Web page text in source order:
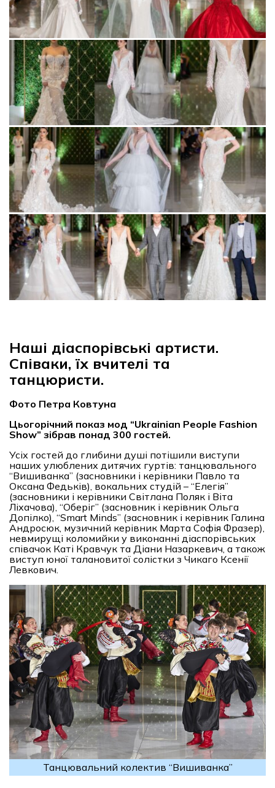
Наші діаспорівські артисти.
Співаки, їх вчителі та
танцюристи.
Фото Петра Ковтуна
Цьогорічний показ мод “Ukrainian People Fashion
Show” зібрав понад 300 гостей.
Усіх гостей до глибини душі потішили виступи
наших улюблених дитячих гуртів: танцювального
“Вишиванка” (засновники і керівники Павло та
Оксана Федьків), вокальних студій – “Елегія”
(засновники і керівники Світлана Поляк і Віта
Ліхачова), “Оберіг” (засновник і керівник Ольга
Допілко), “Smart Minds” (засновник і керівник Галина
Андросюк, музичний керівник Марта Софія Фразер),
невмирущі коломийки у виконанні діаспорівських
співачок Каті Кравчук та Діани Назаркевич, а також
виступ юної талановитої солістки з Чикаго Ксенії
Левкович.
Танцювальний колектив “Вишиванка”